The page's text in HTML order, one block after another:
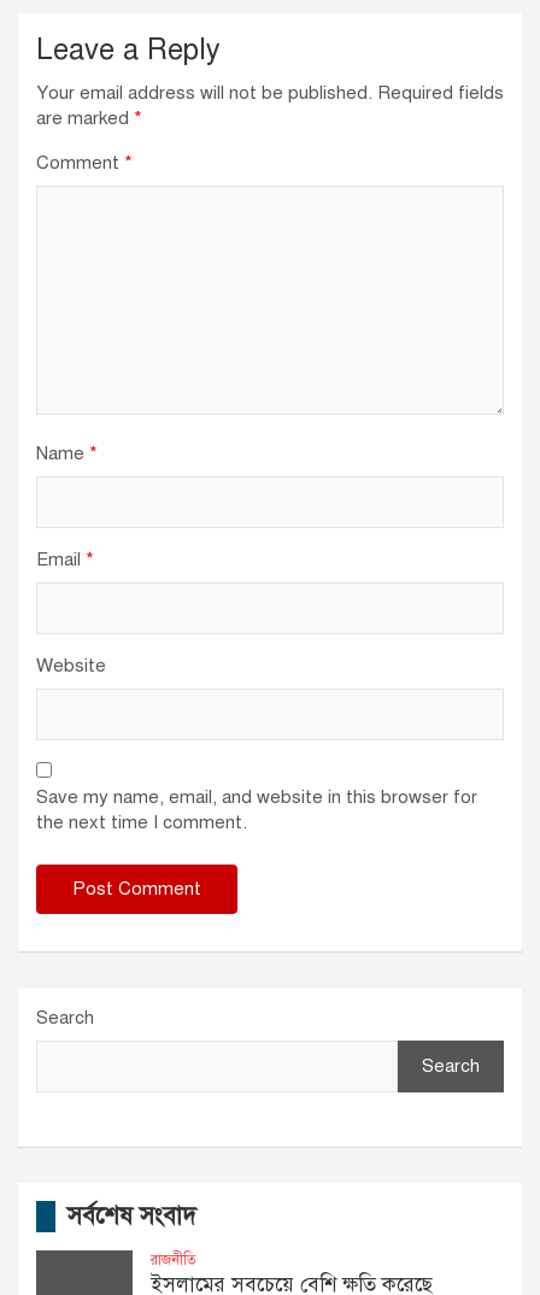
Leave a Reply
Your email address will not be published. Required fields
are marked *
Comment *
Name *
Email *
Website
Save my name, email, and website in this browser for
the next time I comment.
Search
Search
সর্বশেষ সংবাদ
রাজনীতি
ইসলামের সবচেয়ে বেশি ক্ষতি করেছে